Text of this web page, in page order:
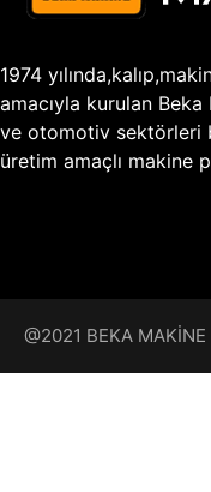
1974
amacıyla kurulan
ve otomotiv sektörleri
üretim amaçlı makine
@2021 BEKA MAKİNE